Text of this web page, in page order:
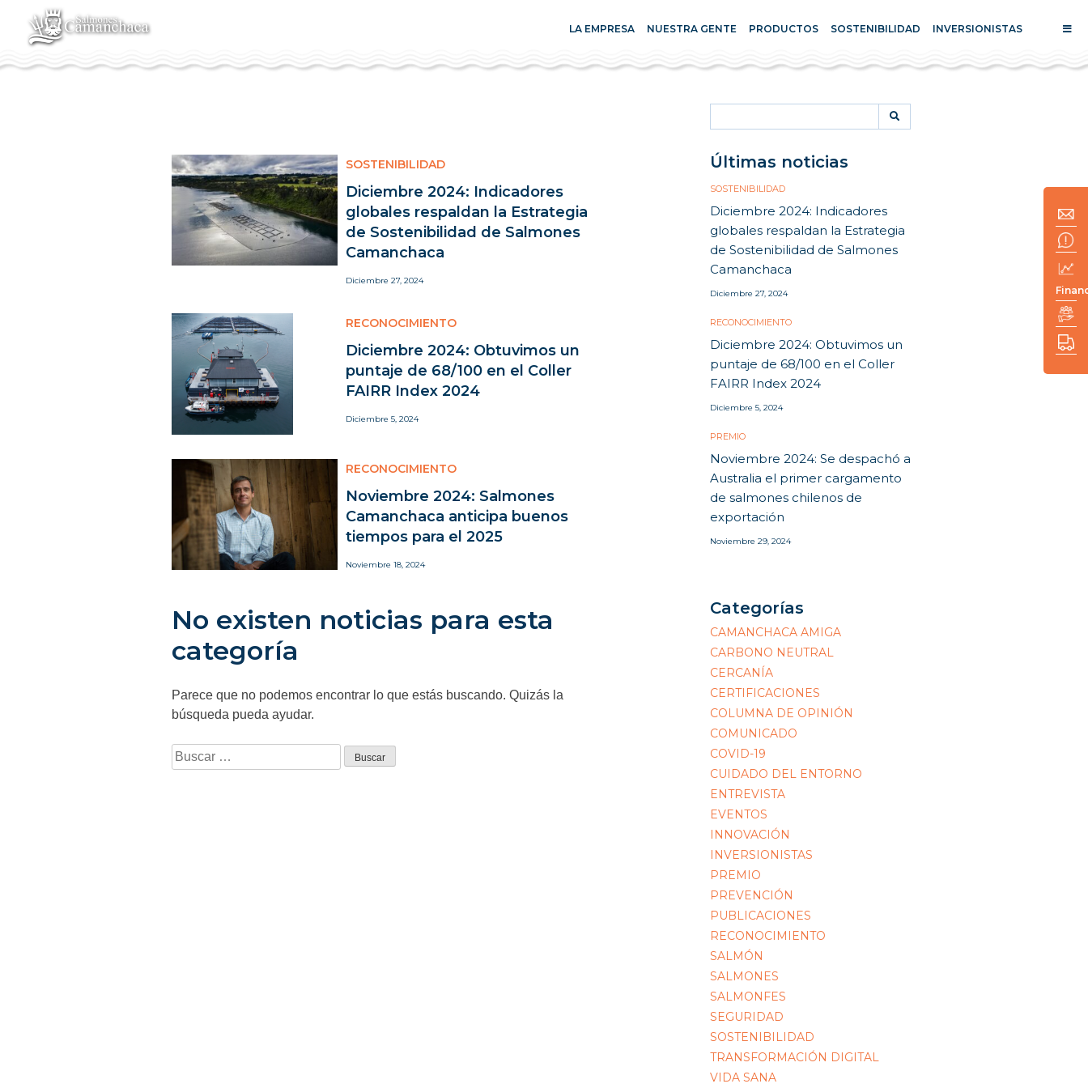
LA EMPRESA NUESTRA GENTE PRODUCTOS SOSTENIBILIDAD INVERSIONISTAS
SOSTENIBILIDAD
Diciembre 2024: Indicadores
globales respaldan la Estrategia
de Sostenibilidad de Salmones
Camanchaca
Diciembre 27, 2024
RECONOCIMIENTO
Diciembre 2024: Obtuvimos un
puntaje de 68/100 en el Coller
FAIRR Index 2024
Diciembre 5, 2024
RECONOCIMIENTO
Noviembre 2024: Salmones
Camanchaca anticipa buenos
tiempos para el 2025
Noviembre 18, 2024
No existen noticias para esta
categoría
Parece que no podemos encontrar lo que estás buscando. Quizás la
búsqueda pueda ayudar.
Buscar:
for:
Últimas noticias
SOSTENIBILIDAD
Diciembre 2024: Indicadores
globales respaldan la Estrategia
de Sostenibilidad de Salmones
Camanchaca
Diciembre 27, 2024
RECONOCIMIENTO
Diciembre 2024: Obtuvimos un
puntaje de 68/100 en el Coller
FAIRR Index 2024
Diciembre 5, 2024
PREMIO
Noviembre 2024: Se despachó a
Australia el primer cargamento
de salmones chilenos de
exportación
Noviembre 29, 2024
Categorías
CAMANCHACA AMIGA
CARBONO NEUTRAL
CERCANÍA
CERTIFICACIONES
COLUMNA DE OPINIÓN
COMUNICADO
COVID-19
CUIDADO DEL ENTORNO
ENTREVISTA
EVENTOS
INNOVACIÓN
INVERSIONISTAS
PREMIO
PREVENCIÓN
PUBLICACIONES
RECONOCIMIENTO
SALMÓN
SALMONES
SALMONFES
SEGURIDAD
SOSTENIBILIDAD
TRANSFORMACIÓN DIGITAL
VIDA SANA